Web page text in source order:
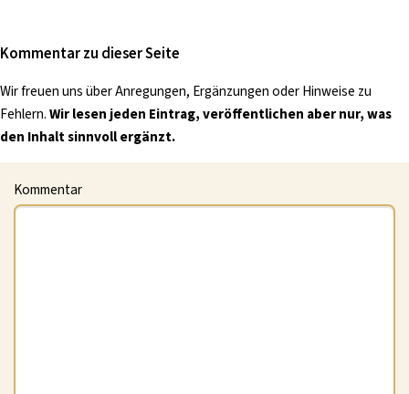
Kommentar zu dieser Seite
Wir freuen uns über Anregungen, Ergänzungen oder Hinweise zu
Fehlern.Wir lesen jeden Eintrag, veröffentlichen aber nur, was
den Inhalt sinnvoll ergänzt.
Kommentar